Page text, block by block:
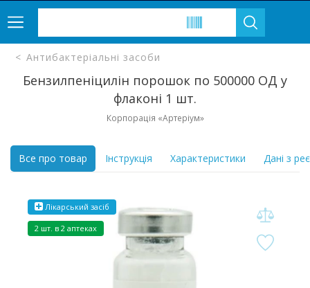
Антибактеріальні засоби
Бензилпеніцилін порошок по 500000 ОД у
флаконі 1 шт.
Корпорація «Артеріум»
Все про товар Інструкція Характеристики Дані з
Лікарський засіб
2 шт. в 2 аптеках